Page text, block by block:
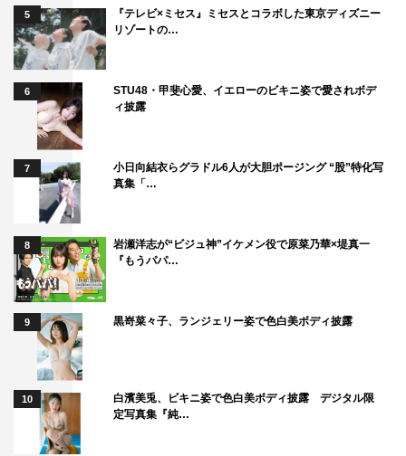
5
『テレビ×ミセス』ミセスとコラボした東京ディズニー
リゾートの…
6
STU48・甲斐心愛、イエローのビキニ姿で愛されボデ
ィ披露
7
小日向結衣らグラドル6人が大胆ポージング “股”特化写
真集「…
8
岩瀬洋志が“ビジュ神”イケメン役で原菜乃華×堤真一
『もうパパ…
9 黒嵜菜々子、ランジェリー姿で色白美ボディ披露
10
白濱美兎、ビキニ姿で色白美ボディ披露 デジタル限
定写真集『純…